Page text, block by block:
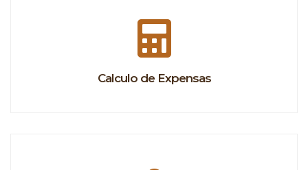
Calculo de Expensas